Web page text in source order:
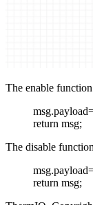
The enable
return msg;
The disable
return msg;